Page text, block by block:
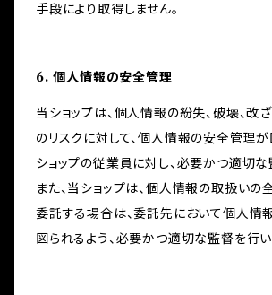
手段により取得しません。
6. 個人情報の安全管理
当ショップは、個人情報の紛失、破壊、改
のリスクに対して、個人情報の安全管理が
ショップの従業員に対し、必要かつ適切な
また、当ショップは、個人情報の取扱い
委託する場合は、委託先において個人情
図られるよう、必要かつ適切な監督を行い